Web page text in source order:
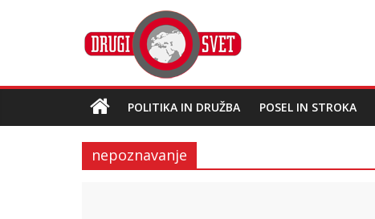
POLITIKA IN DRUŽBA POSEL IN STROKA
nepoznavanje